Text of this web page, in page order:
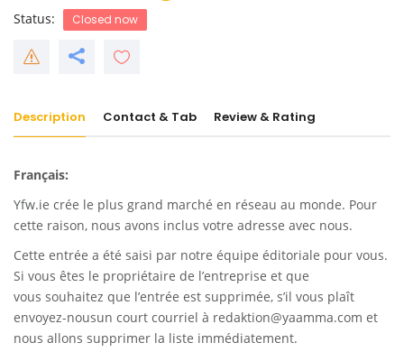
Status Closed now
Description Contact & Tab Review & Rating
Français:
Yfw.ie crée le plus grand marché en réseau au monde. Pour
cette raison, nous avons inclus votre adresse avec nous.
Cette entrée a été saisi par notre équipe éditoriale pour vous.
Si vous êtes le propriétaire de l’entreprise et que
vous souhaitez que l’entrée est supprimée, s’il vous plaît
envoyez-nousun court courriel à redaktion@yaamma.com et
nous allons supprimer la liste immédiatement.